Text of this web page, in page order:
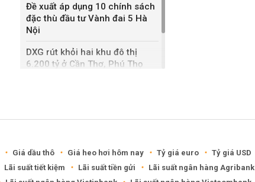
Đề xuất áp dụng 10 chính sách
đặc thù đầu tư Vành đai 5 Hà
Nội
DXG rút khỏi hai khu đô thị
6.200 tỷ ở Cần Thơ, Phú Thọ
Giá dầu thô Giá heo hơi hôm nay Tỷ giá euro Tỷ giá USD
Lãi suất tiết kiệm Lãi suất tiền gửi
Lãi suất ngân hàng Agribank